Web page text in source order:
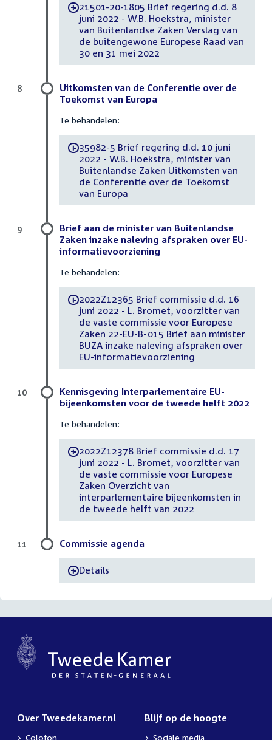
-21501-20-1805 Brief regering d.d. 8
juni 2022 - W.B. Hoekstra, minister
van Buitenlandse Zaken Verslag van
de buitengewone Europese Raad van
30 en 31 mei 2022
Uitkomsten van de Conferentie over de
Toekomst van Europa
Te behandelen:
-35982-5 Brief regering d.d. 10 juni
2022 - W.B. Hoekstra, minister van
Buitenlandse Zaken Uitkomsten van
de Conferentie over de Toekomst
van Europa
8
Brief aan de minister van Buitenlandse
Zaken inzake naleving afspraken over EU-
informatievoorziening
Te behandelen:
-2022Z12365 Brief commissie d.d. 16
juni 2022 - L. Bromet, voorzitter van
de vaste commissie voor Europese
Zaken 22-EU-B-015 Brief aan minister
BUZA inzake naleving afspraken over
EU-informatievoorziening
9
Kennisgeving Interparlementaire EU-
bijeenkomsten voor de tweede helft 2022
Te behandelen:
-2022Z12378 Brief commissie d.d. 17
juni 2022 - L. Bromet, voorzitter van
de vaste commissie voor Europese
Zaken Overzicht van
interparlementaire bijeenkomsten in
de tweede helft van 2022
10
Commissie agenda
-Details
11
Over Tweedekamer.nl
Colofon
Blijf op de hoogte
Sociale media